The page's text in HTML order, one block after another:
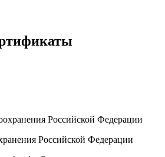
Российской Федерации